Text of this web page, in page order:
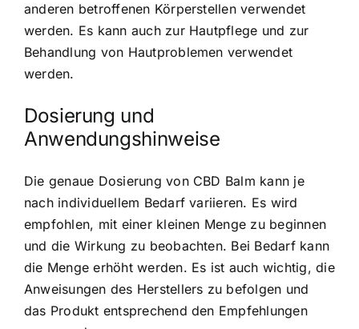
anderen betroffenen Körperstellen verwendet
werden. Es kann auch zur Hautpflege und zur
Behandlung von Hautproblemen verwendet
werden.
Dosierung und
Anwendungshinweise
Die genaue Dosierung von CBD Balm kann je
nach individuellem Bedarf variieren. Es wird
empfohlen, mit einer kleinen Menge zu beginnen
und die Wirkung zu beobachten. Bei Bedarf kann
die Menge erhöht werden. Es ist auch wichtig, die
Anweisungen des Herstellers zu befolgen und
das Produkt entsprechend den Empfehlungen